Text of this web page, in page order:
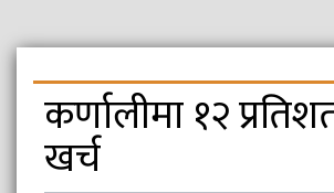
कर्णालीमा १२
खर्च